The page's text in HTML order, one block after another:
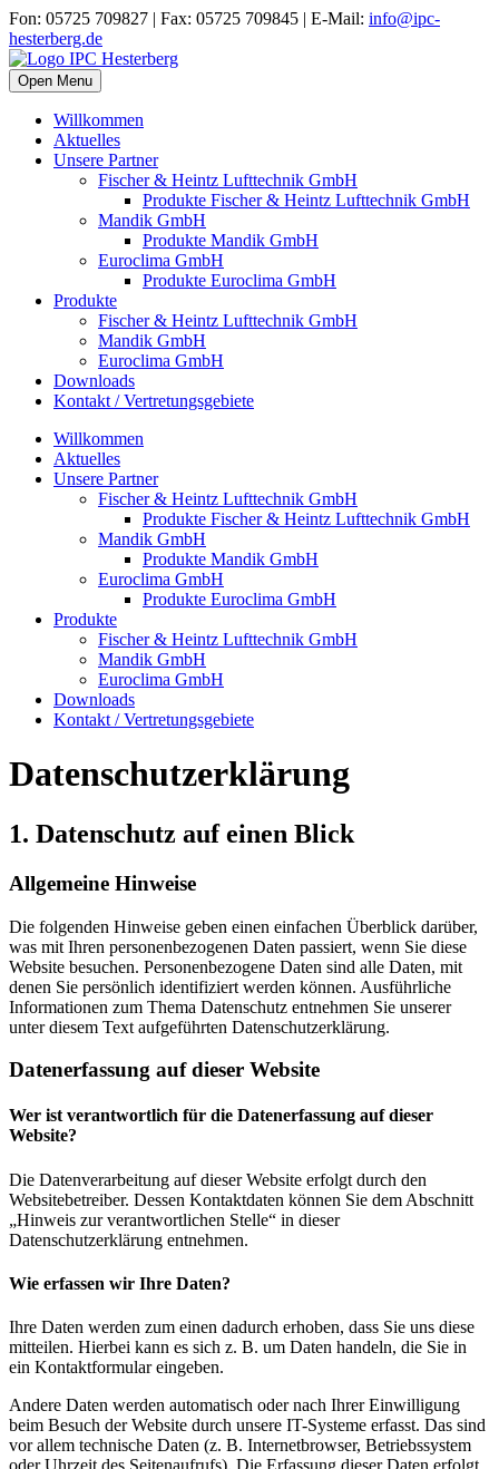
Fon: 05725 709827 | Fax: 05725 709845 | E-Mail: info@ipc-
hesterberg.de
Open Menu
Willkommen
Aktuelles
Unsere Partner
Fischer & Heintz Lufttechnik GmbH
Produkte Fischer & Heintz Lufttechnik GmbH
Mandik GmbH
Produkte Mandik GmbH
Euroclima GmbH
Produkte Euroclima GmbH
Produkte
Fischer & Heintz Lufttechnik GmbH
Mandik GmbH
Euroclima GmbH
Downloads
Kontakt / Vertretungsgebiete
Willkommen
Aktuelles
Unsere Partner
Fischer & Heintz Lufttechnik GmbH
Produkte Fischer & Heintz Lufttechnik GmbH
Mandik GmbH
Produkte Mandik GmbH
Euroclima GmbH
Produkte Euroclima GmbH
Produkte
Fischer & Heintz Lufttechnik GmbH
Mandik GmbH
Euroclima GmbH
Downloads
Kontakt / Vertretungsgebiete
Datenschutzerklärung
1. Datenschutz auf einen Blick
Allgemeine Hinweise
Die folgenden Hinweise geben einen einfachen Überblick darüber,
was mit Ihren personenbezogenen Daten passiert, wenn Sie diese
Website besuchen. Personenbezogene Daten sind alle Daten, mit
denen Sie persönlich identifiziert werden können. Ausführliche
Informationen zum Thema Datenschutz entnehmen Sie unserer
unter diesem Text aufgeführten Datenschutzerklärung.
Datenerfassung auf dieser Website
Wer ist verantwortlich für die Datenerfassung auf dieser
Website?
Die Datenverarbeitung auf dieser Website erfolgt durch den
Websitebetreiber. Dessen Kontaktdaten können Sie dem Abschnitt
„Hinweis zur verantwortlichen Stelle“ in dieser
Datenschutzerklärung entnehmen.
Wie erfassen wir Ihre Daten?
Ihre Daten werden zum einen dadurch erhoben, dass Sie uns diese
mitteilen. Hierbei kann es sich z. B. um Daten handeln, die Sie in
ein Kontaktformular eingeben.
Andere Daten werden automatisch oder nach Ihrer Einwilligung
beim Besuch der Website durch unsere IT-Systeme erfasst. Das sind
vor allem technische Daten (z. B. Internetbrowser, Betriebssystem